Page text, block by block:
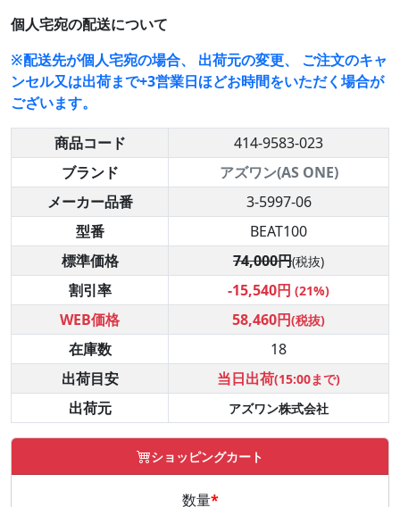
個人宅宛の配送について
※配送先が個人宅宛の場合、 出荷元の変更、 ご注文のキャ
ンセル又は出荷まで+3営業日ほどお時間をいただく場合が
ございます。
商品コード
414-9583-023
ブランド
アズワン(AS ONE)
メーカー品番
3-5997-06
型番
BEAT100
標準価格
74,000円(税抜)
割引率 -15,540円 (21%)
WEB価格 58,460円(税抜)
在庫数
18
出荷目安
当日出荷(15:00まで)
出荷元 アズワン株式会社
ショッピングカート
数量*